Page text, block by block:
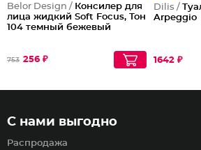
Belor Design / Консилер для
лица жидкий Soft Focus, Тон
104 темный бежевый
753 256 ₽
Dilis /
Arpeggio
1642 ₽
С нами выгодно
Распродажа